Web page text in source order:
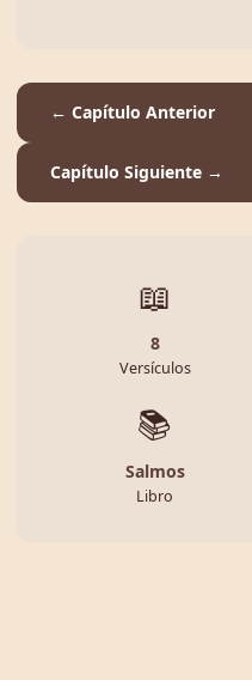
← Capítulo Anterior
Capítulo Siguiente →
📖
8
Versículos
📚
Salmos
Libro